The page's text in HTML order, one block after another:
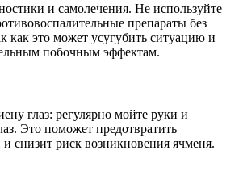
и самолечения. Не используйте
препараты без
как это может усугубить ситуацию и
побочным эффектам.
глаз: регулярно мойте руки и
Это поможет предотвратить
снизит риск возникновения ячменя.